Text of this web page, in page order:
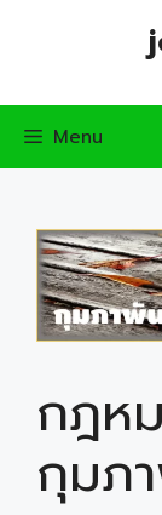
Menu
กฎห
กุมภ